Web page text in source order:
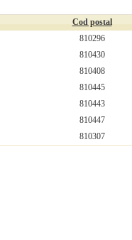
Cod postal
810296
810430
810408
810445
810443
810447
810307